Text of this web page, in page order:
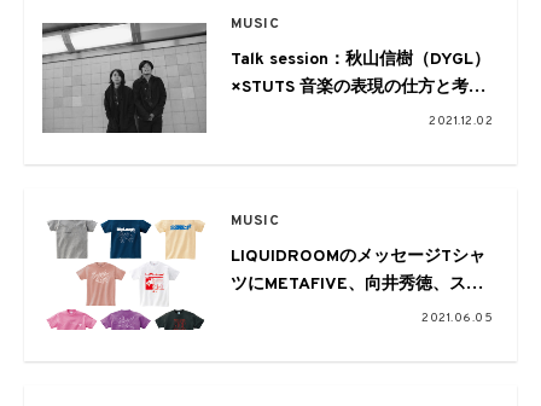
– Supported By JOHNNIE
WALKER –
MUSIC
Talk session：秋山信樹（DYGL）
×STUTS 音楽の表現の仕方と考え
方 ーSWEET LOVE SHOWER ～
2021.12.02
MUSIC
LIQUIDROOMのメッセージTシャ
ツにMETAFIVE、向井秀徳、スチ
ャダラパー、cero、Awich、
activeがラインナップ
2021.06.05